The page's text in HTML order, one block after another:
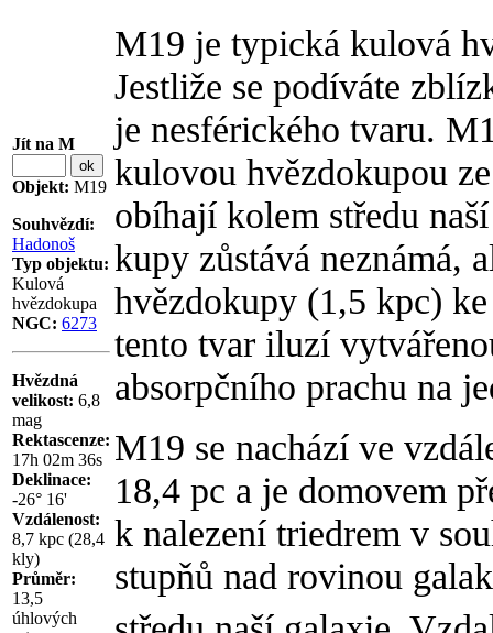
Jít na M
Objekt: M19
Souhvězdí:
Hadonoš
Typ objektu:
Kulová
hvězdokupa
NGC: 6273
Hvězdná
velikost: 6,8
mag
Rektascenze:
17h 02m 36s
Deklinace:
-26° 16'
Vzdálenost:
8,7 kpc (28,4
kly)
Průměr:
13,5
úhlových
M19 je typická kulová
Jestliže se podíváte
je nesférického tvaru.
kulovou hvězdokupou
obíhají kolem středu
kupy zůstává neznámá,
hvězdokupy (1,5 kpc)
tento tvar iluzí
absorpčního prachu na
M19 se nachází ve
18,4 pc a je domovem
k nalezení triedrem v
stupňů nad rovinou